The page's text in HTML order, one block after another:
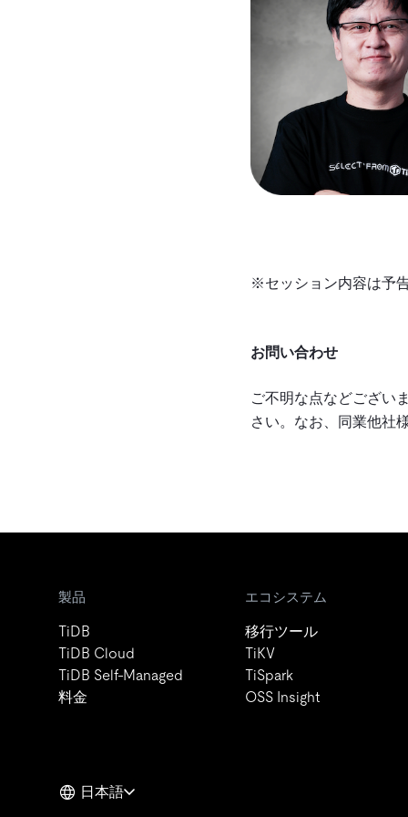
※セッション内容は予
お問い合わせ
ご不明な点などござい
さい。なお、同業他社
製品
TiDB
TiDB Cloud
TiDB Self-Managed
料金
日本語
エコシステム
移行ツール
TiKV
TiSpark
OSS Insight